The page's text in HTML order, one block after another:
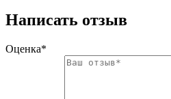
Написать отзыв
Оценка*